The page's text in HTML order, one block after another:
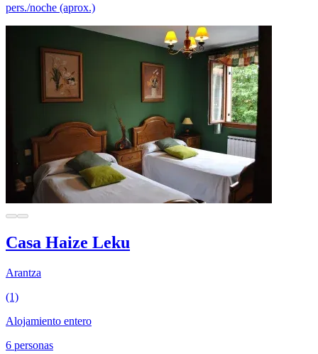
pers./noche (aprox.)
Casa Haize Leku
Arantza
(1)
Alojamiento entero
6 personas